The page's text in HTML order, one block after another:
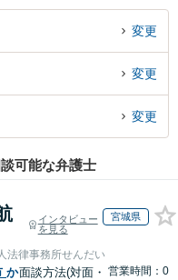
務所の小西 友和弁護士や千歳法
報や弁護士費用、強みなどが注
で借金・債務整理を法律相談で
でお困りの相談者さんにおすす
変更
変更
変更
可能な弁護士
インタビュー
を見る
宮城県
法律事務所せんだい
か面談方法(対面・ 営業時間：0